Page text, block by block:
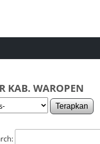
KAB. WAROPEN
Terapkan